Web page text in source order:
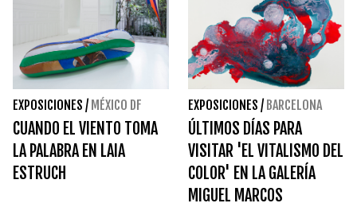
EXPOSICIONES / MÉXICO DF
CUANDO EL VIENTO TOMA
LA PALABRA EN LAIA
ESTRUCH
EXPOSICIONES / BARCELONA
ÚLTIMOS DÍAS PARA
VISITAR 'EL VITALISMO DEL
COLOR' EN LA GALERÍA
MIGUEL MARCOS